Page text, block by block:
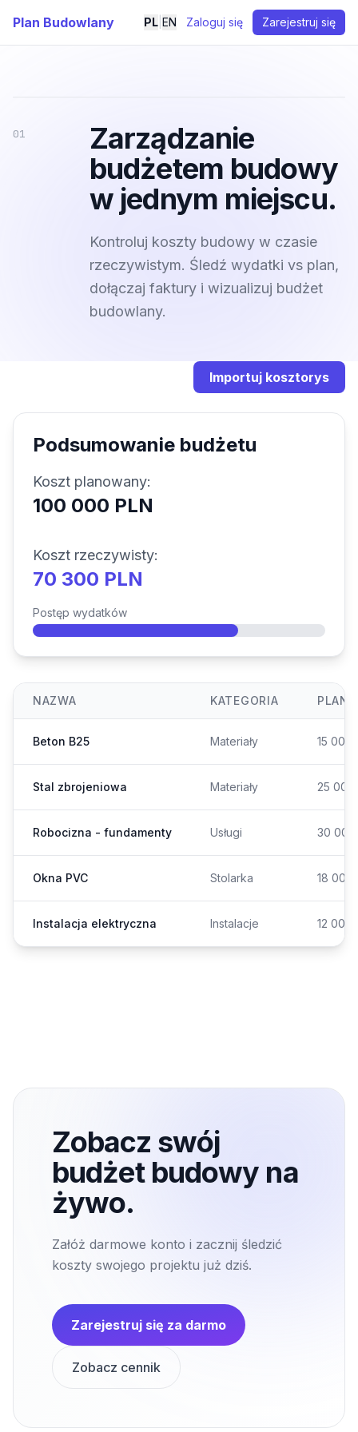
Plan Budowlany PL EN Zaloguj się Zarejestruj się
01
Zarządzanie
budżetem budowy
w jednym miejscu.
Kontroluj koszty budowy w czasie
rzeczywistym. Śledź wydatki vs plan,
dołączaj faktury i wizualizuj budżet
budowlany.
Importuj kosztorys
Podsumowanie budżetu
Koszt planowany:
100 000 PLN
Koszt rzeczywisty:
70 300 PLN
Postęp wydatków
NAZWA KATEGORIA PLAN
Beton B25 Materiały 15 000
Stal zbrojeniowa Materiały 25 000
Robocizna - fundamenty Usługi 30 000
Okna PVC Stolarka 18 000
Instalacja elektryczna Instalacje 12 000
Zobacz swój
budżet budowy na
żywo.
Załóż darmowe konto i zacznij śledzić
koszty swojego projektu już dziś.
Zarejestruj się za darmo
Zobacz cennik